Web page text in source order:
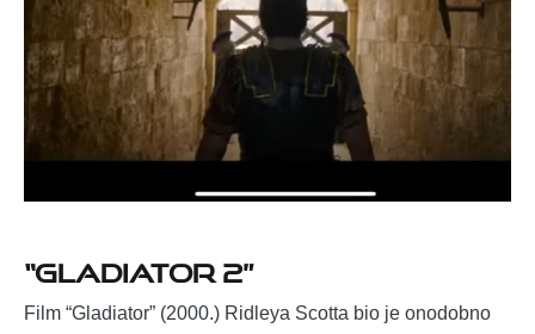
“Gladiator 2”
Film “Gladiator” (2000.) Ridleya Scotta bio je onodobno